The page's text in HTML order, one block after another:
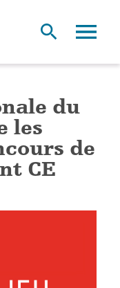
du
les
de
CE